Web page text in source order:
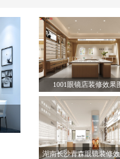
1001眼镜店装修效果
湖南长沙青森眼镜装修